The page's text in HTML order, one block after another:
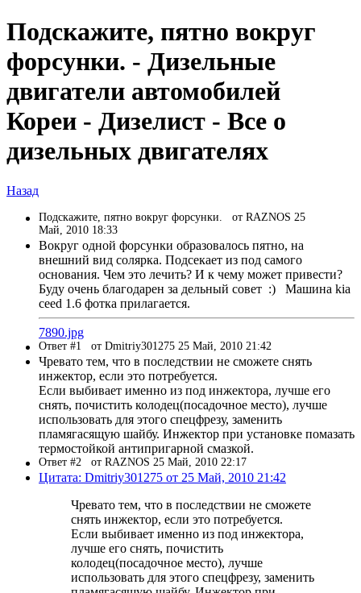
Подскажите, пятно вокруг
форсунки. - Дизельные
двигатели автомобилей
Кореи - Дизелист - Все о
дизельных двигателях
Назад
Подскажите, пятно вокруг форсунки. от RAZNOS 25
Май, 2010 18:33
Вокруг одной форсунки образовалось пятно, на
внешний вид солярка. Подсекает из под самого
основания. Чем это лечить? И к чему может привести?
Буду очень благодарен за дельный совет :) Машина kia
ceed 1.6 фотка прилагается.
7890.jpg
Ответ #1 от Dmitriy301275 25 Май, 2010 21:42
Чревато тем, что в последствии не сможете снять
инжектор, если это потребуется.
Если выбивает именно из под инжектора, лучше его
снять, почистить колодец(посадочное место), лучше
использовать для этого спецфрезу, заменить
пламягасящую шайбу. Инжектор при установке помазать
термостойкой антипригарной смазкой.
Ответ #2 от RAZNOS 25 Май, 2010 22:17
Цитата: Dmitriy301275 от 25 Май, 2010 21:42
Чревато тем, что в последствии не сможете
снять инжектор, если это потребуется.
Если выбивает именно из под инжектора,
лучше его снять, почистить
колодец(посадочное место), лучше
использовать для этого спецфрезу, заменить